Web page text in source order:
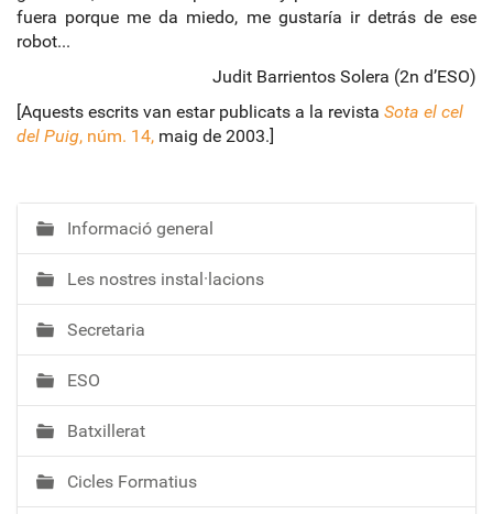
fuera porque me da miedo, me gustaría ir detrás de ese
robot...
Judit Barrientos Solera (2n d’ESO)
[Aquests escrits van estar publicats a la revista Sota el cel
del Puig, núm. 14, maig de 2003.]
N
a
v
e
g
a
c
ó
Informació general
Les nostres instal·lacions
Secretaria
ESO
Batxillerat
Cicles Formatius